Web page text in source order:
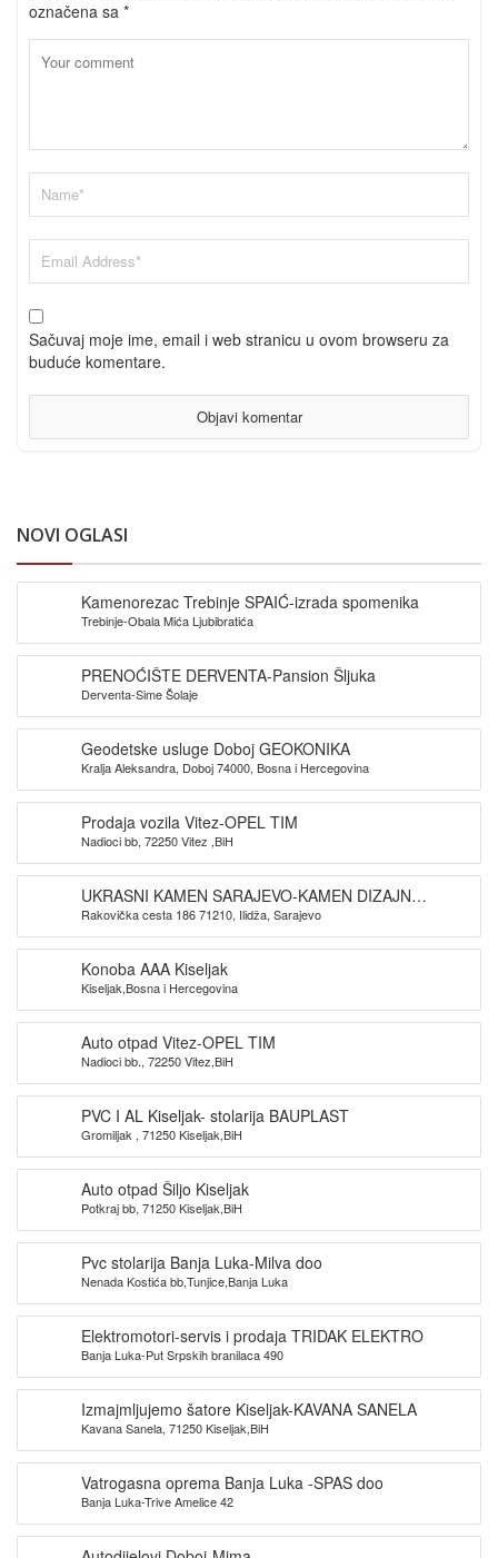
označena sa *
Sačuvaj moje ime, email i web stranicu u ovom browseru za
buduće komentare.
NOVI OGLASI
Kamenorezac Trebinje SPAIĆ-izrada spomenika
Trebinje-Obala Mića Ljubibratića
PRENOĆIŠTE DERVENTA-Pansion Šljuka
Derventa-Sime Šolaje
Geodetske usluge Doboj GEOKONIKA
Kralja Aleksandra, Doboj 74000, Bosna i Hercegovina
Prodaja vozila Vitez-OPEL TIM
Nadioci bb, 72250 Vitez ,BiH
UKRASNI KAMEN SARAJEVO-KAMEN DIZAJN
SARAJEVO
Rakovička cesta 186 71210, Ilidža, Sarajevo
Konoba AAA Kiseljak
Kiseljak,Bosna i Hercegovina
Auto otpad Vitez-OPEL TIM
Nadioci bb., 72250 Vitez,BiH
PVC I AL Kiseljak- stolarija BAUPLAST
Gromiljak , 71250 Kiseljak,BiH
Auto otpad Šiljo Kiseljak
Potkraj bb, 71250 Kiseljak,BiH
Pvc stolarija Banja Luka-Milva doo
Nenada Kostića bb,Tunjice,Banja Luka
Elektromotori-servis i prodaja TRIDAK ELEKTRO
Banja Luka-Put Srpskih branilaca 490
Izmajmljujemo šatore Kiseljak-KAVANA SANELA
Kavana Sanela, 71250 Kiseljak,BiH
Vatrogasna oprema Banja Luka -SPAS doo
Banja Luka-Trive Amelice 42